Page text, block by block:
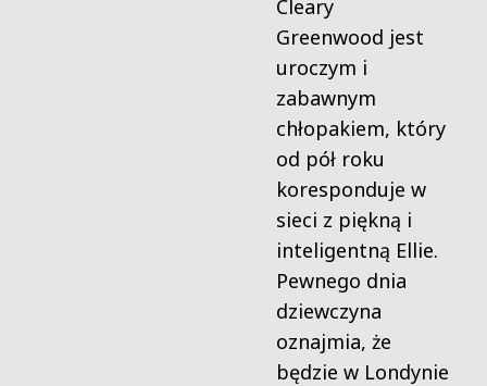
Cleary
Greenwood jest
uroczym i
zabawnym
chłopakiem, który
od pół roku
koresponduje w
sieci z piękną i
inteligentną Ellie.
Pewnego dnia
dziewczyna
oznajmia, że
będzie w Londynie